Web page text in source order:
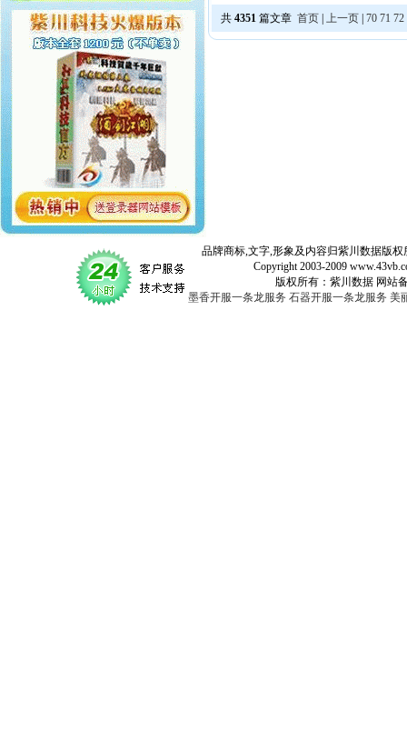
共 4351 篇文章 首页 上一页 70 71 72
品牌商标,文字,形象及内容归紫川数据版权
Copyright 2003-2009 www.43vb.com
版权所有：紫川数据 网站备案登
墨香开服一条龙服务 石器开服一条龙服务 美